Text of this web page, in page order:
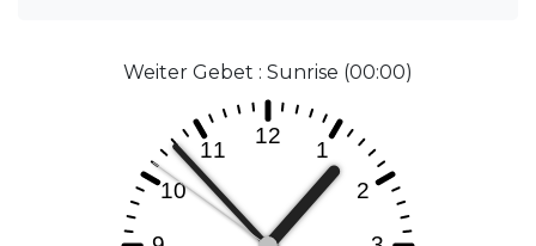
Weiter Gebet : Sunrise (00:00)